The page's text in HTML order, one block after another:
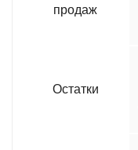
продаж
Остатки